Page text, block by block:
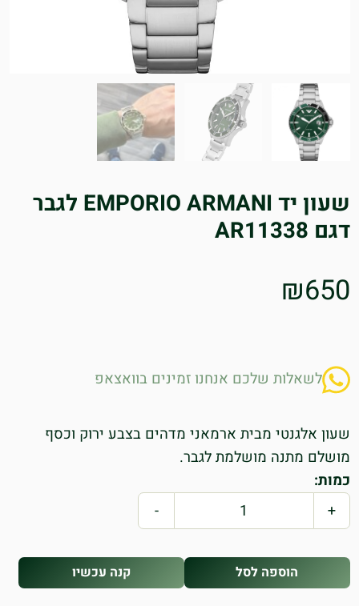
שעון יד EMPORIO ARMANI לגבר
דגם AR11338
₪650
לשאלות שלכם אנחנו זמינים בוואצאפ
שעון אלגנטי מבית ארמאני מדהים בצבע ירוק וכסף
מושלם מתנה מושלמת לגבר.
כמות:
+
-
הוספה לסל קנה עכשיו